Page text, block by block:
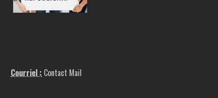
Courriel : Contact Mail